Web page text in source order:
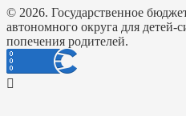
© 2026. Государственное
автономного округа для детей-
попечения родителей.